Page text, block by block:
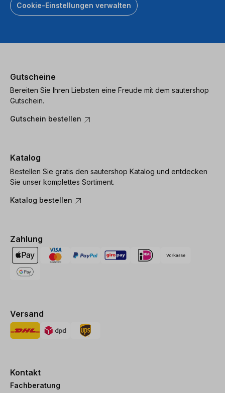
Cookie-Einstellungen verwalten
Gutscheine
Bereiten Sie Ihren Liebsten eine Freude mit dem sautershop
Gutschein.
Gutschein bestellen
Katalog
Bestellen Sie gratis den sautershop Katalog und entdecken
Sie unser komplettes Sortiment.
Katalog bestellen
Zahlung
Versand
Kontakt
Fachberatung